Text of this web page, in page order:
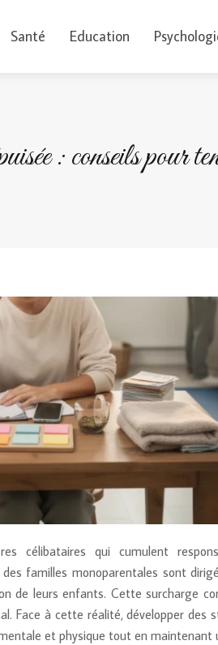
Santé Education
: conseils pour
célibataires qui cumulent
familles monoparentales sont
de leurs enfants. Cette surcharge
Face à cette réalité, développer des
et physique tout en maintenant